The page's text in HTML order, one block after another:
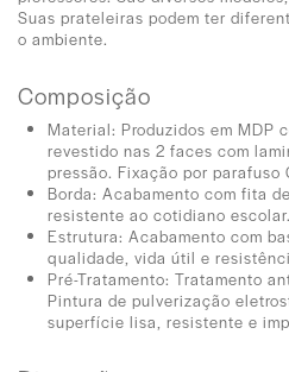
Suas prateleiras podem ter
o ambiente.
Composição
Material: Produzidos em MDP
revestido nas 2 faces com
pressão. Fixação por
Borda: Acabamento com fita
resistente ao cotidiano escolar.
Estrutura: Acabamento com
qualidade, vida útil e
Pré-Tratamento: Tratamento
Pintura de pulverização
superfície lisa, resistente e